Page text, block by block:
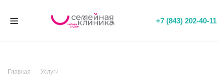
+7 (843) 202-40-11
Главная Услуги